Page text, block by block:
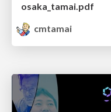
osaka_tamai.pdf
cmtamai